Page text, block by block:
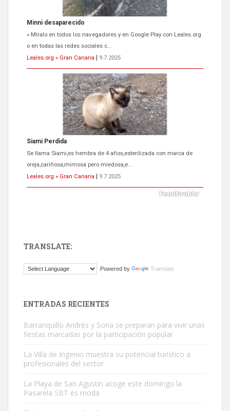
Minni desaparecido
» Míralo en todos los navegadores y en Google Play con Leales.org
o en todas las redes sociales c...
Leales.org » Gran Canaria
9.7.2025
Siami Perdida
Se llama Siami,es hembra de 4 años,esterilizada con marca de
oreja,cariñosa,mimosa pero miedosa,e...
Leales.org » Gran Canaria
9.7.2025
El ayuntamiento se va a llevar a Los Gatos callejeros de la zona los
Este gato macho ha aparecido en la calle hace menos de un mes,
TRANSLATE:
Powered by Translate
ENTRADAS RECIENTES
Barranquillo Andrés y Soria se preparan para vivir unas
fiestas marcadas por la participación popular
La Villa de Ingenio muestra su potencial turístico a
profesionales del sector
La Playa de San Agustín acoge este domingo la
Pasarela SBT es moda